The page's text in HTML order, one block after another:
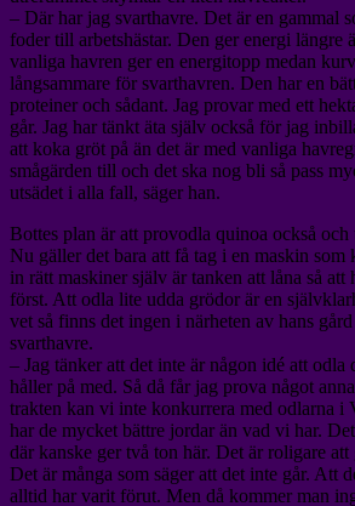
– Där har jag svarthavre. Det är en gammal
foder till arbetshästar. Den ger energi längre
vanliga havren ger en energitopp medan
långsammare för svarthavren. Den har en
proteiner och sådant. Jag provar med ett
går. Jag har tänkt äta själv också för jag
att koka gröt på än det är med vanliga
smågärden till och det ska nog bli så pass
utsädet i alla fall, säger han.
Bottes plan är att provodla quinoa också och
Nu gäller det bara att få tag i en maskin som
in rätt maskiner själv är tanken att låna så att
först. Att odla lite udda grödor är en
vet så finns det ingen i närheten av hans
svarthavre.
– Jag tänker att det inte är någon idé att odla
håller på med. Så då får jag prova något
trakten kan vi inte konkurrera med odlarna i
har de mycket bättre jordar än vad vi har.
där kanske ger två ton här. Det är roligare att
Det är många som säger att det inte går. Att
alltid har varit förut. Men då kommer man